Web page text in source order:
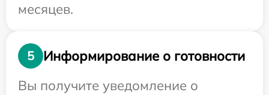
месяцев.
5
Информирование о готовности
Вы получите уведомление о